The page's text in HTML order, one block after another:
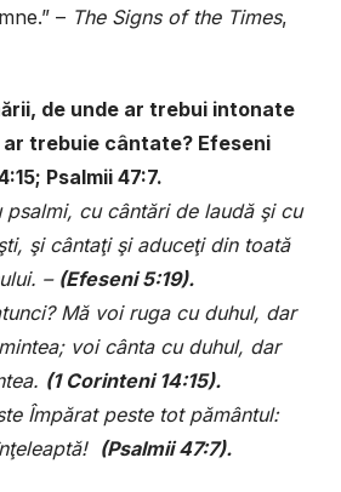
– The Signs of the Times,
de unde ar trebui intonate
trebuie cântate? Efeseni
Psalmii 47:7.
cu cântări de laudă şi cu
şi cântaţi şi aduceţi din toată
– (Efeseni 5:19).
Mă voi ruga cu duhul, dar
voi cânta cu duhul, dar
(1 Corinteni 14:15).
Împărat peste tot pământul:
(Psalmii 47:7).